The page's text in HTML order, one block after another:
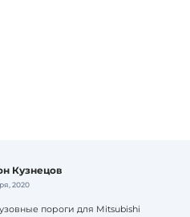
Кузнецов
2020
пороги для Mitsubishi